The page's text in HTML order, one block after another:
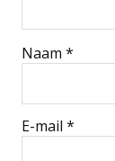
Naam *
E-mail *